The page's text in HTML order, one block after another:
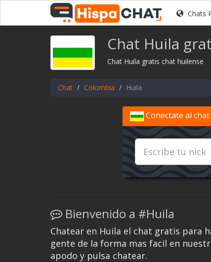
Chats
Chat Huila
Chat Huila gratis chat huilense
Chat Colombia Huila
Conectate al
Bienvenido a #Huila
Chatear en Huila el chat gratis para
gente de la forma mas facil en
apodo y pulsa chatear.